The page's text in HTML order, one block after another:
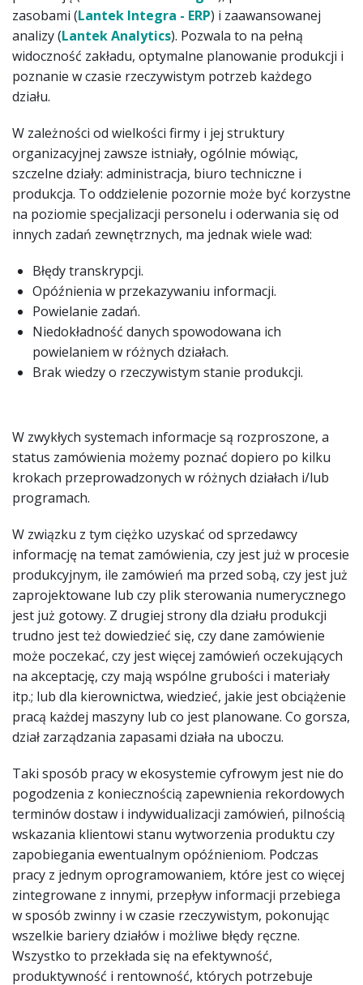
zasobami (Lantek Integra - ERP) i zaawansowanej
analizy (Lantek Analytics). Pozwala to na pełną
widoczność zakładu, optymalne planowanie produkcji i
poznanie w czasie rzeczywistym potrzeb każdego
działu.
W zależności od wielkości firmy i jej struktury
organizacyjnej zawsze istniały, ogólnie mówiąc,
szczelne działy: administracja, biuro techniczne i
produkcja. To oddzielenie pozornie może być korzystne
na poziomie specjalizacji personelu i oderwania się od
innych zadań zewnętrznych, ma jednak wiele wad:
Błędy transkrypcji.
Opóźnienia w przekazywaniu informacji.
Powielanie zadań.
Niedokładność danych spowodowana ich
powielaniem w różnych działach.
Brak wiedzy o rzeczywistym stanie produkcji.
W zwykłych systemach informacje są rozproszone, a
status zamówienia możemy poznać dopiero po kilku
krokach przeprowadzonych w różnych działach i/lub
programach.
W związku z tym ciężko uzyskać od sprzedawcy
informację na temat zamówienia, czy jest już w procesie
produkcyjnym, ile zamówień ma przed sobą, czy jest już
zaprojektowane lub czy plik sterowania numerycznego
jest już gotowy. Z drugiej strony dla działu produkcji
trudno jest też dowiedzieć się, czy dane zamówienie
może poczekać, czy jest więcej zamówień oczekujących
na akceptację, czy mają wspólne grubości i materiały
itp.; lub dla kierownictwa, wiedzieć, jakie jest obciążenie
pracą każdej maszyny lub co jest planowane. Co gorsza,
dział zarządzania zapasami działa na uboczu.
Taki sposób pracy w ekosystemie cyfrowym jest nie do
pogodzenia z koniecznością zapewnienia rekordowych
terminów dostaw i indywidualizacji zamówień, pilnością
wskazania klientowi stanu wytworzenia produktu czy
zapobiegania ewentualnym opóźnieniom. Podczas
pracy z jednym oprogramowaniem, które jest co więcej
zintegrowane z innymi, przepływ informacji przebiega
w sposób zwinny i w czasie rzeczywistym, pokonując
wszelkie bariery działów i możliwe błędy ręczne.
Wszystko to przekłada się na efektywność,
produktywność i rentowność, których potrzebuje